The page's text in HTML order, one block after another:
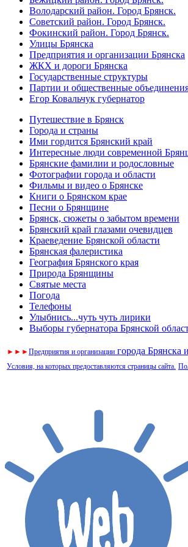
Володарский район. Город Брянск.
Советский район. Город Брянск.
Фокинский район. Город Брянск.
Улицы Брянска
Предприятия и организации Брянска
ЖКХ и дороги Брянска
Государственные структуры
Партии и общественные
Егор Ковальчук губернатор
Путешествие в Брянск
Города и страны
Ими гордится Брянский край
Интересные люди современной
Брянские фамилии и родословные
Фотографии города и области
Фильмы и видео о Брянске
Книги о Брянском крае
Песни о Брянщине
Брянск, сюжеты о забытом времени
Брянский край глазами очевидцев
Краеведение Брянской области
Брянская фалеристика
География Брянского края
Природа Брянщины
Святые места
Погода
Телефоны
Улыбнись...чуть чуть лирики
Выборы губернатора Брянской
► ► ►Предприятия и организации города Брянска
Условия, на которых предоставляются страницы сайта.